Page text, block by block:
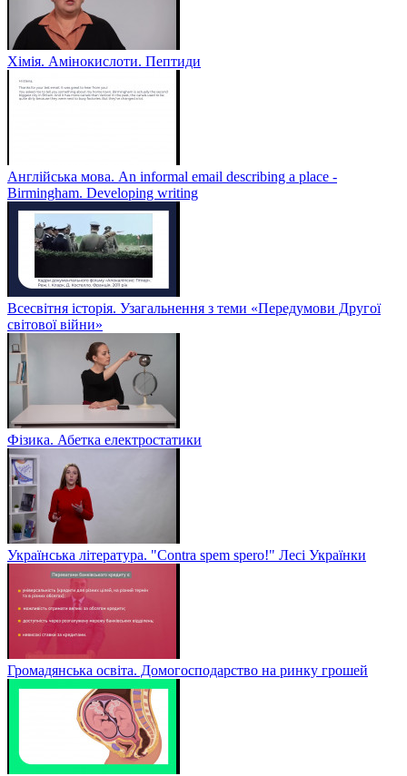
Хімія. Амінокислоти. Пептиди
Англійська мова. An informal email describing a place -
Birmingham. Developing writing
Всесвітня історія. Узагальнення з теми «Передумови Другої
світової війни»
Фізика. Абетка електростатики
Українська література. "Contra spem spero!" Лесі Українки
Громадянська освіта. Домогосподарство на ринку грошей